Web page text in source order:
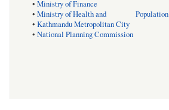
• Ministry of Finance
• Ministry of Health and Population
• Kathmandu Metropolitan City
• National Planning Commission